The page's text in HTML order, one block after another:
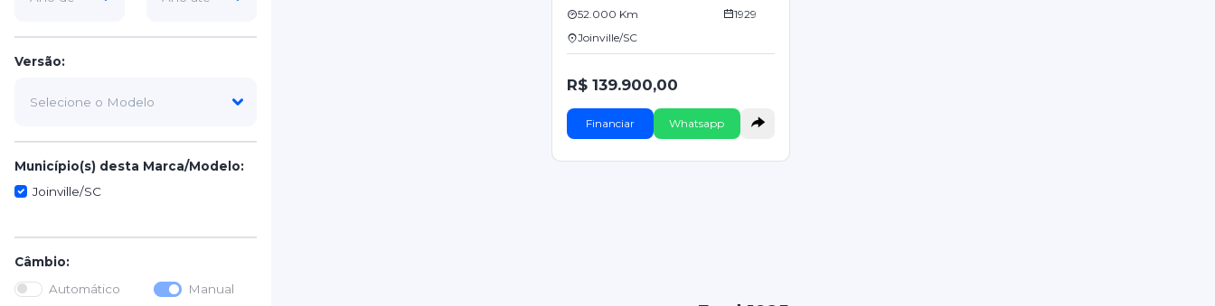
Versão:
Município(s) desta Marca/Modelo:
Joinville/SC
Câmbio:
Automático
Manual
52.000 Km
1929
Joinville/SC
R$ 139.900,00
Financiar Whatsapp